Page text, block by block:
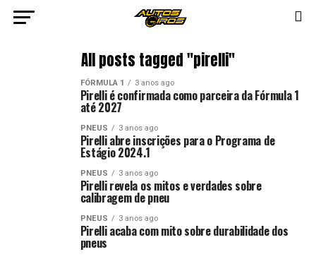
All posts tagged "pirelli"
FÓRMULA 1 3 anos ago
Pirelli é confirmada como parceira da Fórmula 1
até 2027
PNEUS 3 anos ago
Pirelli abre inscrições para o Programa de
Estágio 2024.1
PNEUS 3 anos ago
Pirelli revela os mitos e verdades sobre
calibragem de pneu
PNEUS 3 anos ago
Pirelli acaba com mito sobre durabilidade dos
pneus